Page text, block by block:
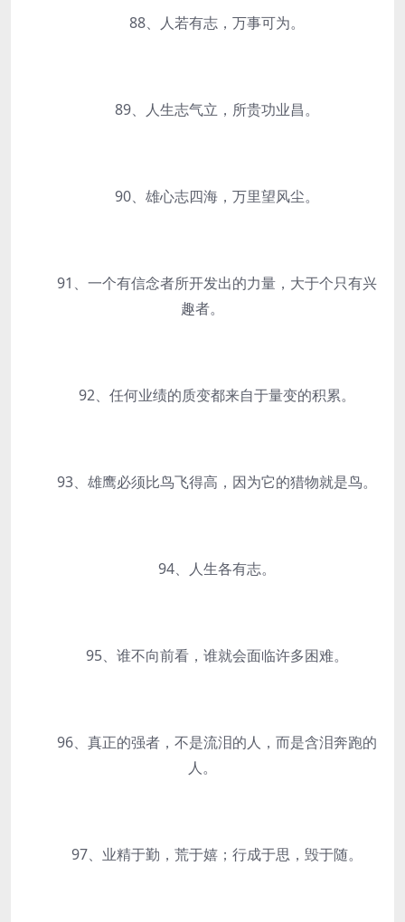
88、人若有志，万事可为。
89、人生志气立，所贵功业昌。
90、雄心志四海，万里望风尘。
91、一个有信念者所开发出的力量，大于个只有兴
趣者。
92、任何业绩的质变都来自于量变的积累。
93、雄鹰必须比鸟飞得高，因为它的猎物就是鸟。
94、人生各有志。
95、谁不向前看，谁就会面临许多困难。
96、真正的强者，不是流泪的人，而是含泪奔跑的
人。
97、业精于勤，荒于嬉；行成于思，毁于随。